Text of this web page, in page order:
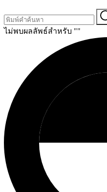
ไม่พบผลลัพธ์สำหรับ ""